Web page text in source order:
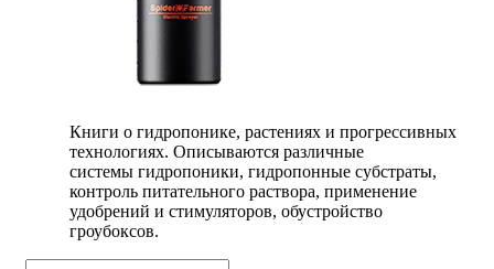
Книги о гидропонике, растениях и прогрессивных
технологиях. Описываются различные
системы гидропоники, гидропонные субстраты,
контроль питательного раствора, применение
удобрений и стимуляторов, обустройство
гроубоксов.